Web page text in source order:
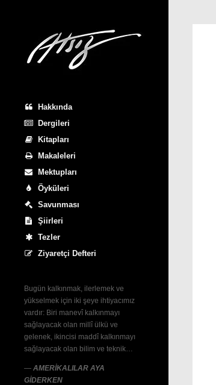
Hakkında
Dergileri
Kitapları
Makaleleri
Mektupları
Öyküleri
Savunması
Şiirleri
Tezler
Ziyaretçi Defteri
Bugün kalkınmak, ilerlemek ve
yükselmek için iki şeye ihtiyacımız
vardır: Biri manevî kalkınmayı
sağlayacak olan millî ülkü ve
gelenek, ikincisi maddî kalkınmayı
sağlayacak olan bilim ve teknik…
— AMERİKALILAR AYA
GİDERKEN